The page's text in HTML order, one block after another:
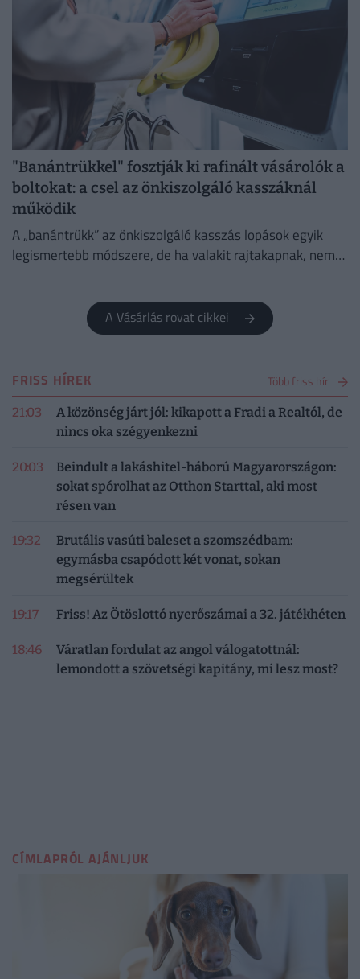
"Banántrükkel" fosztják ki rafinált vásárolók a
boltokat: a csel az önkiszolgáló kasszáknál
működik
A „banántrükk” az önkiszolgáló kasszás lopások egyik
legismertebb módszere, de ha valakit rajtakapnak, nem
A Vásárlás rovat cikkei
FRISS HÍREK Több friss hír
21:03
A közönség járt jól: kikapott a Fradi a Realtól, de
nincs oka szégyenkezni
20:03
Beindult a lakáshitel-háború Magyarországon:
sokat spórolhat az Otthon Starttal, aki most
résen van
19:32
Brutális vasúti baleset a szomszédbam:
egymásba csapódott két vonat, sokan
megsérültek
19:17 Friss! Az Ötöslottó nyerőszámai a 32. játékhéten
18:46
Váratlan fordulat az angol válogatottnál:
lemondott a szövetségi kapitány, mi lesz most?
CÍMLAPRÓL AJÁNLJUK